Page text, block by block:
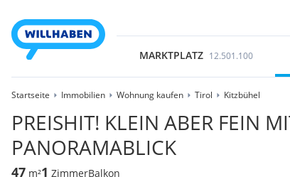
MARKTPLATZ 12.501.100
Startseite Immobilien Wohnung kaufen Tirol Kitzbühel
PREISHIT! KLEIN ABER FEIN
PANORAMABLICK
47 m²1 ZimmerBalkon